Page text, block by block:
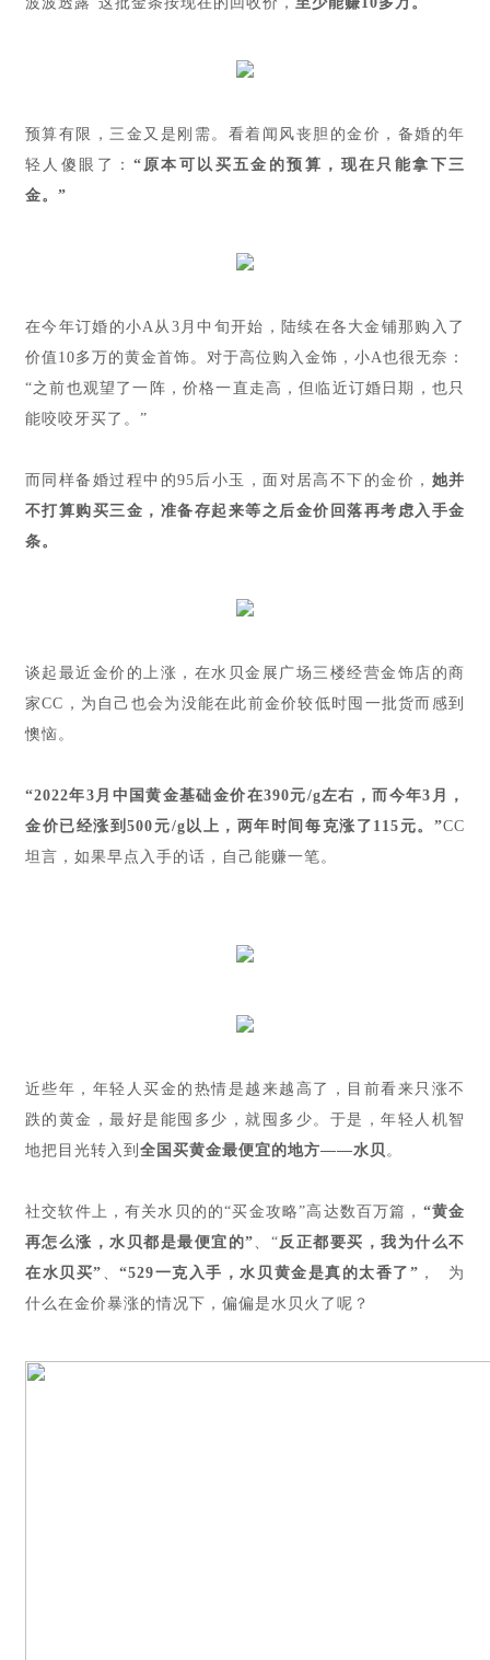
预算有限，三金又是刚需。看着闻风丧胆的金价，备婚的年
轻人傻眼了： “原本可以买五金的预算，现在只能拿下三
金。”
在今年订婚的小A从3月中旬开始，陆续在各大金铺那购入了
价值10多万的黄金首饰。对于高位购入金饰，小A也很无奈：
“之前也观望了一阵，价格一直走高，但临近订婚日期，也只
能咬咬牙买了。”
而同样备婚过程中的95后小玉，面对居高不下的金价， 她并
不打算购买三金，准备存起来等之后金价回落再考虑入手金
条。
谈起最近金价的上涨，在水贝金展广场三楼经营金饰店的商
家CC，为自己也会为没能在此前金价较低时囤一批货而感到
懊恼。
“2022年3月中国黄金基础金价在390元/g左右，而今年3月，
金价已经涨到500元/g以上，两年时间每克涨了115元。”CC
坦言，如果早点入手的话，自己能赚一笔。
近些年，年轻人买金的热情是越来越高了，目前看来只涨不
跌的黄金，最好是能囤多少，就囤多少。于是，年轻人机智
地把目光转入到 全国买黄金最便宜的地方——水贝 。
社交软件上，有关水贝的的“买金攻略”高达数百万篇， “黄金
再怎么涨，水贝都是最便宜的”、“反正都要买，我为什么不
在水贝买” 、“529一克入手，水贝黄金是真的太香了” ， 为
什么在金价暴涨的情况下，偏偏是水贝火了呢？